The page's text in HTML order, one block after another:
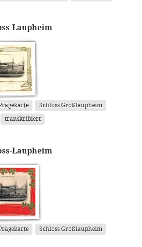
Laupheim
Schloss Großlaupheim
transkribiert
Laupheim
Schloss Großlaupheim